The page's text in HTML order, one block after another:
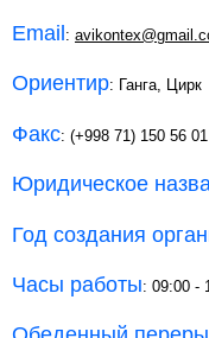
Email :
Ориентир: Ганга, Цирк
Факс: (+998 71) 150 56 01
Юридическое
Год создания
Часы работы: 09:00 -